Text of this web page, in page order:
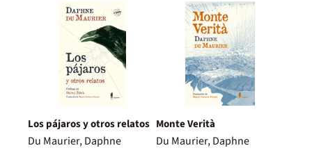
Los pájaros y otros relatos
Du Maurier, Daphne
Monte Verità
Du Maurier, Daphne